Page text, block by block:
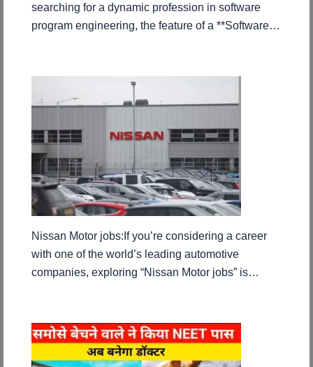
searching for a dynamic profession in software
program engineering, the feature of a **Software…
Nissan Motor jobs:If you’re considering a career
with one of the world’s leading automotive
companies, exploring “Nissan Motor jobs” is…